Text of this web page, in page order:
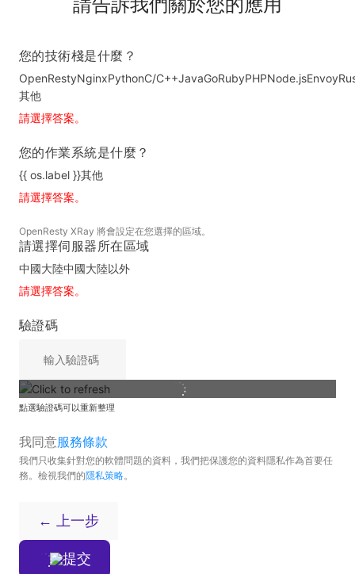
請告訴我們關於您的應用
您的技術棧是什麼？
OpenRestyNginxPythonC/C++JavaGoRubyPHPNode.jsEnvoy
其他
請選擇答案。
您的作業系統是什麼？
{{ os.label }}其他
請選擇答案。
OpenResty XRay 將會設定在您選擇的區域。
請選擇伺服器所在區域
中國大陸中國大陸以外
請選擇答案。
驗證碼
點選驗證碼可以重新整理
我同意服務條款
我們只收集針對您的軟體問題的資料，我們把保護您的資料隱私作為首要任
務。檢視我們的隱私策略。
← 上一步
提交